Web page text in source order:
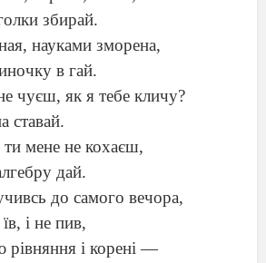
збирай.
науками зморена,
в гай.
чуєш, як я тебе кличу?
ставай.
мене не кохаєш,
дай.
до самого вечора,
їв, і не пив,
і корені —